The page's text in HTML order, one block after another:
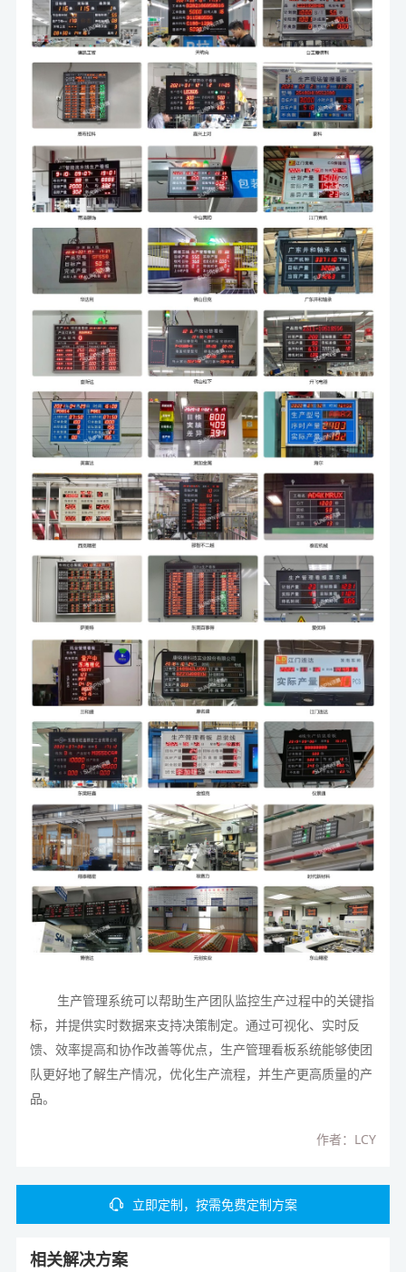
生产管理系统可以帮助生产团队监控生产过程中的关键指
标，并提供实时数据来支持决策制定。通过可视化、实时反
馈、效率提高和协作改善等优点，生产管理看板系统能够使团
队更好地了解生产情况，优化生产流程，并生产更高质量的产
品。
作者：LCY
立即定制，按需免费定制方案
相关解决方案